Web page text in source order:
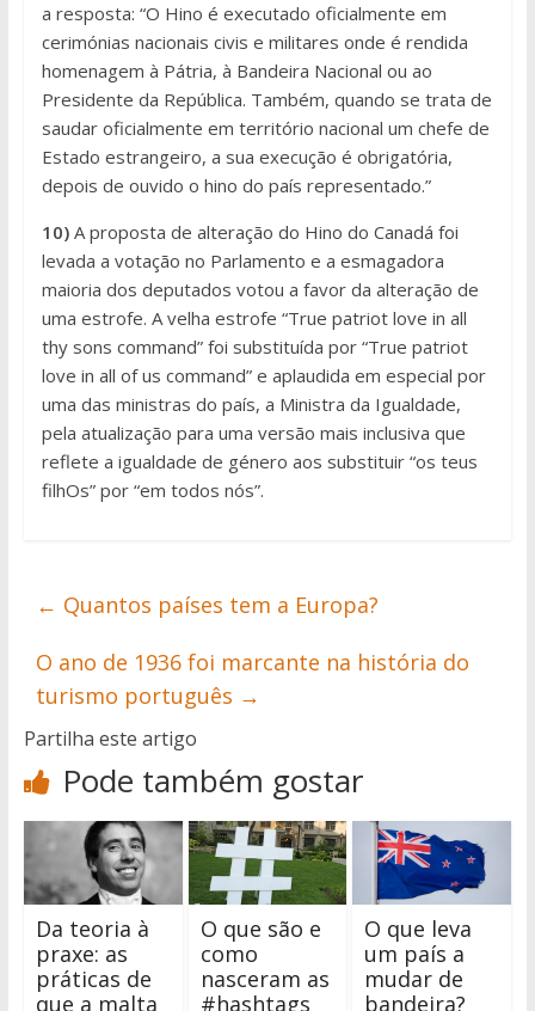
a resposta: “O Hino é executado oficialmente em
cerimónias nacionais civis e militares onde é rendida
homenagem à Pátria, à Bandeira Nacional ou ao
Presidente da República. Também, quando se trata de
saudar oficialmente em território nacional um chefe de
Estado estrangeiro, a sua execução é obrigatória,
depois de ouvido o hino do país representado.”
10)A proposta de alteração do Hino do Canadá foi
levada a votação no Parlamento e a esmagadora
maioria dos deputados votou a favor da alteração de
uma estrofe. A velha estrofe “True patriot love in all
thy sons command” foi substituída por “True patriot
love in all of us command” e aplaudida em especial por
uma das ministras do país, a Ministra da Igualdade,
pela atualização para uma versão mais inclusiva que
reflete a igualdade de género aos substituir “os teus
filhOs” por “em todos nós”.
← Quantos países tem a Europa?
O ano de 1936 foi marcante na história do
turismo português →
Partilha este artigo
Pode também gostar
Da teoria à
praxe: as
práticas de
que a malta
O que são e
como
nasceram as
#hashtags
O que leva
um país a
mudar de
bandeira?